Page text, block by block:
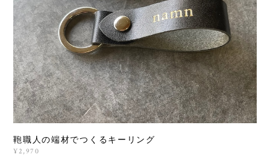
鞄職人の端材でつくるキーリング
¥2,970